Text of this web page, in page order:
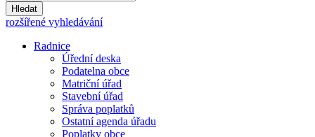
Hledat
rozšířené vyhledávání
Radnice
Úřední deska
Podatelna obce
Matriční úřad
Stavební úřad
Správa poplatků
Ostatní agenda úřadu
Poplatky obce